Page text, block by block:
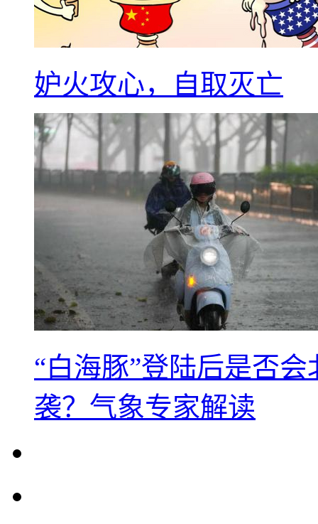
妒火攻心，自取灭亡
“白海豚”登陆后是否
袭？气象专家解读